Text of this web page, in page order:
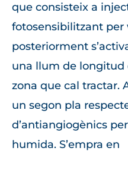
que consisteix a
fotosensibilitzant per
posteriorment
una llum de longitud
zona que cal tractar.
un segon pla
d’antiangiogènics
humida. S’empra en